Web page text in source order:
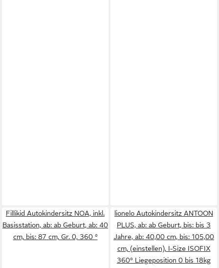
Fillikid Autokindersitz NOA, inkl.
Basisstation, ab: ab Geburt, ab: 40
cm, bis: 87 cm, Gr. 0, 360 °
lionelo Autokindersitz ANTOON
PLUS, ab: ab Geburt, bis: bis 3
Jahre, ab: 40,00 cm, bis: 105,00
cm, (einstellen), I-Size ISOFIX
360° Liegeposition 0 bis 18kg